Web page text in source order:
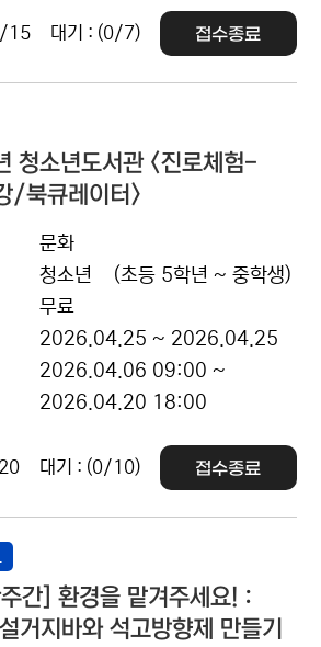
15 대기 : (0/7) 접수종료
청소년도서관 <진로체험-
/북큐레이터>
문화
청소년
(초등 5학년 ~ 중학생)
무료
2026.04.25 ~ 2026.04.25
2026.04.06 09:00 ~
2026.04.20 18:00
대기 : (0/10) 접수종료
주간] 환경을 맡겨주세요! :
거지바와 석고방향제 만들기